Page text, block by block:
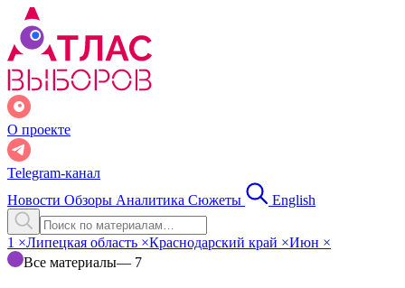
О проекте
Telegram-канал
Новости Обзоры Аналитика Сюжеты English
1 ×Липецкая область ×Краснодарский край ×Июн ×
Все материалы— 7